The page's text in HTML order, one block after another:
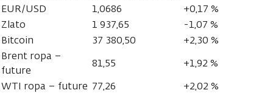
EUR/USD 1,0686
+0,17 %
Zlato
1 937,65
-1,07 %
Bitcoin
37 380,50
+2,30 %
Brent ropa –
future
81,55
+1,92 %
WTI ropa – future 77,26 +2,02 %